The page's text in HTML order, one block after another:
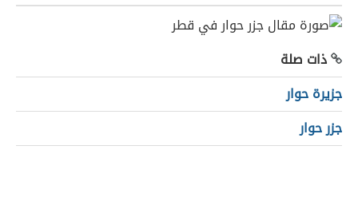
ذات صلة
جزيرة حوار
جزر حوار